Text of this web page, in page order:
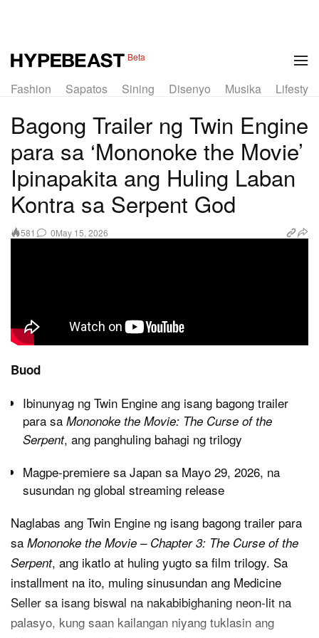
Beta
Fashion Sapatos Sining Disenyo Musika Lifestyle
Bagong Trailer ng Twin Engine
para sa ‘Mononoke the Movie’
Ipinapakita ang Huling Laban
Kontra sa Serpent God
581 0May 15, 2026
Buod
Ibinunyag ng Twin Engine ang isang bagong trailer
para sa Mononoke the Movie: The Curse of the
Serpent, ang panghuling bahagi ng trilogy
Magpe-premiere sa Japan sa Mayo 29, 2026, na
susundan ng global streaming release
Naglabas ang Twin Engine ng isang bagong trailer para
sa Mononoke the Movie – Chapter 3: The Curse of the
Serpent, ang ikatlo at huling yugto sa film trilogy. Sa
installment na ito, muling sinusundan ang Medicine
Seller sa isang biswal na nakabibighaning neon‑lit na
palasyo, kung saan kailangan niyang tuklasin ang